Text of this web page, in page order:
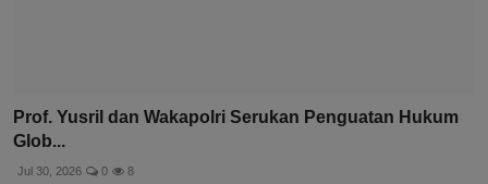
Prof. Yusril dan Wakapolri Serukan Penguatan Hukum
Glob...
Jul 30, 2026 0 8